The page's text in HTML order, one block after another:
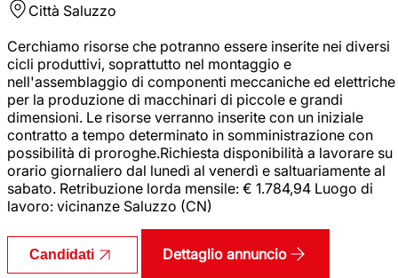
Città Saluzzo
Cerchiamo risorse che potranno essere inserite nei diversi
cicli produttivi, soprattutto nel montaggio e
nell'assemblaggio di componenti meccaniche ed elettriche
per la produzione di macchinari di piccole e grandi
dimensioni. Le risorse verranno inserite con un iniziale
contratto a tempo determinato in somministrazione con
possibilità di proroghe.Richiesta disponibilità a lavorare su
orario giornaliero dal lunedì al venerdì e saltuariamente al
sabato. Retribuzione lorda mensile: € 1.784,94 Luogo di
lavoro: vicinanze Saluzzo (CN)
Candidati Dettaglio annuncio